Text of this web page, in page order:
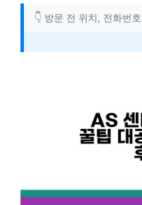
👇 방문 전 위치, 전화번